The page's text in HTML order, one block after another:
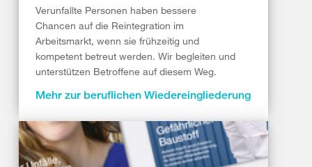
Verunfallte Personen haben bessere
Chancen auf die Reintegration im
Arbeitsmarkt, wenn sie frühzeitig und
kompetent betreut werden. Wir begleiten und
unterstützen Betroffene auf diesem Weg.
Mehr zur beruflichen Wiedereingliederung